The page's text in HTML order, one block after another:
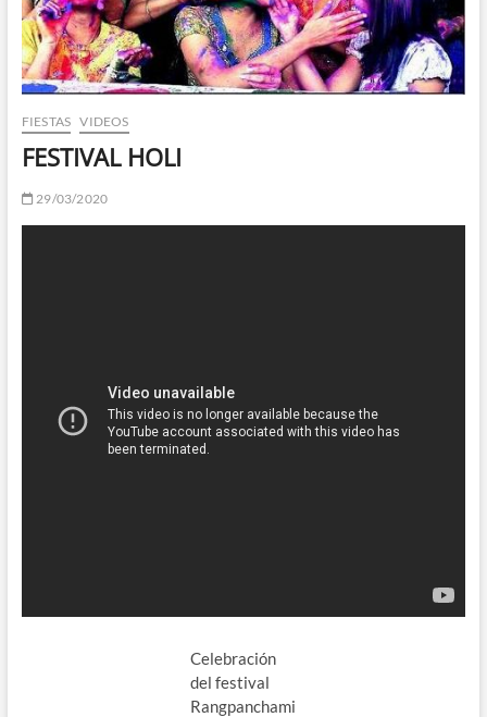
FIESTAS VIDEOS
FESTIVAL HOLI
29/03/2020
Celebración
del festival
Rangpanchami